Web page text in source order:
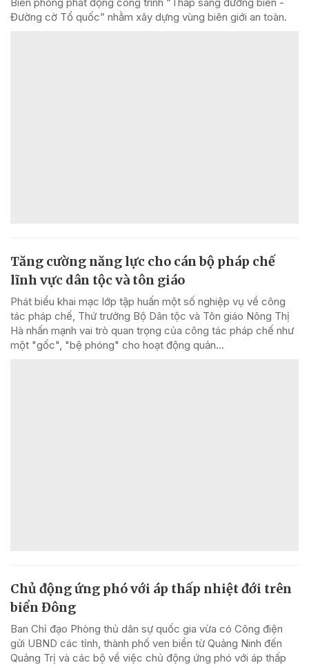
Đường cờ Tổ quốc” nhằm xây dựng vùng biên giới an toàn.
Tăng cường năng lực cho cán bộ pháp chế
lĩnh vực dân tộc và tôn giáo
Phát biểu khai mạc lớp tập huấn một số nghiệp vụ về công
tác pháp chế, Thứ trưởng Bộ Dân tộc và Tôn giáo Nông Thị
Hà nhấn mạnh vai trò quan trọng của công tác pháp chế như
một "gốc", "bệ phóng" cho hoạt động quản...
Chủ động ứng phó với áp thấp nhiệt đới trên
biển Đông
Ban Chỉ đạo Phòng thủ dân sự quốc gia vừa có Công điện
gửi UBND các tỉnh, thành phố ven biển từ Quảng Ninh đến
Quảng Trị và các bộ về việc chủ động ứng phó với áp thấp